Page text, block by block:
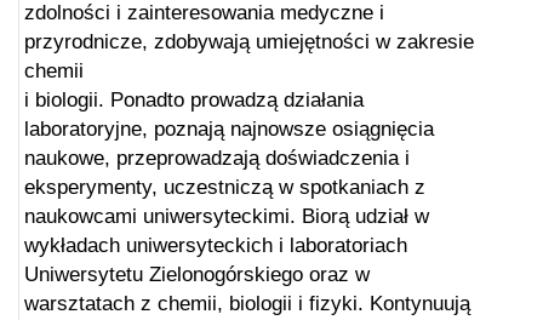
zdolności i zainteresowania medyczne i
przyrodnicze, zdobywają umiejętności w zakresie
chemii
i biologii. Ponadto prowadzą działania
laboratoryjne, poznają najnowsze osiągnięcia
naukowe, przeprowadzają doświadczenia i
eksperymenty, uczestniczą w spotkaniach z
naukowcami uniwersyteckimi. Biorą udział w
wykładach uniwersyteckich i laboratoriach
Uniwersytetu Zielonogórskiego oraz w
warsztatach z chemii, biologii i fizyki. Kontynuują